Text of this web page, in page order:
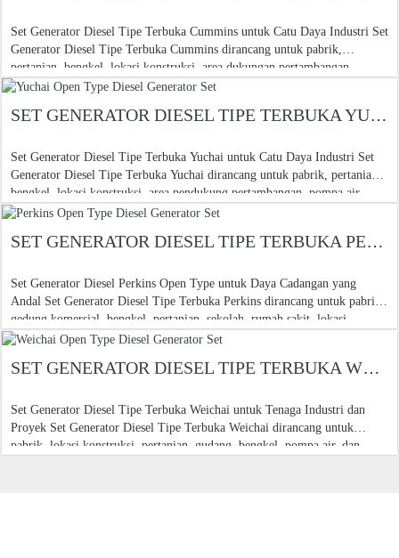
Set Generator Diesel Tipe Terbuka Cummins untuk Catu Daya Industri Set
Generator Diesel Tipe Terbuka Cummins dirancang untuk pabrik,
pertanian, bengkel, lokasi konstruksi, area dukungan pertambangan,
fasilitas komersial
SET GENERATOR DIESEL TIPE TERBUKA YUCHAI
Set Generator Diesel Tipe Terbuka Yuchai untuk Catu Daya Industri Set
Generator Diesel Tipe Terbuka Yuchai dirancang untuk pabrik, pertanian,
bengkel, lokasi konstruksi, area pendukung pertambangan, pompa air,
gudang
SET GENERATOR DIESEL TIPE TERBUKA PERKINS
Set Generator Diesel Perkins Open Type untuk Daya Cadangan yang
Andal Set Generator Diesel Tipe Terbuka Perkins dirancang untuk pabrik,
gedung komersial, bengkel, pertanian, sekolah, rumah sakit, lokasi
konstruksi, WA
SET GENERATOR DIESEL TIPE TERBUKA WEICHAI
Set Generator Diesel Tipe Terbuka Weichai untuk Tenaga Industri dan
Proyek Set Generator Diesel Tipe Terbuka Weichai dirancang untuk
pabrik, lokasi konstruksi, pertanian, gudang, bengkel, pompa air, dan